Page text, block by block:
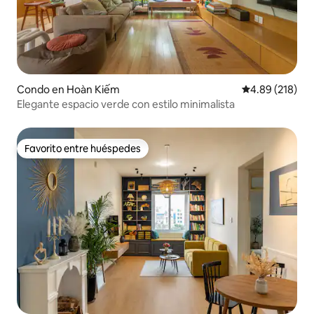
Condo en Hoàn Kiếm Calificación
4.89 (218)
Elegante espacio verde con estilo minimalista
Favorito entre huéspedes
Favorito entre huéspedes